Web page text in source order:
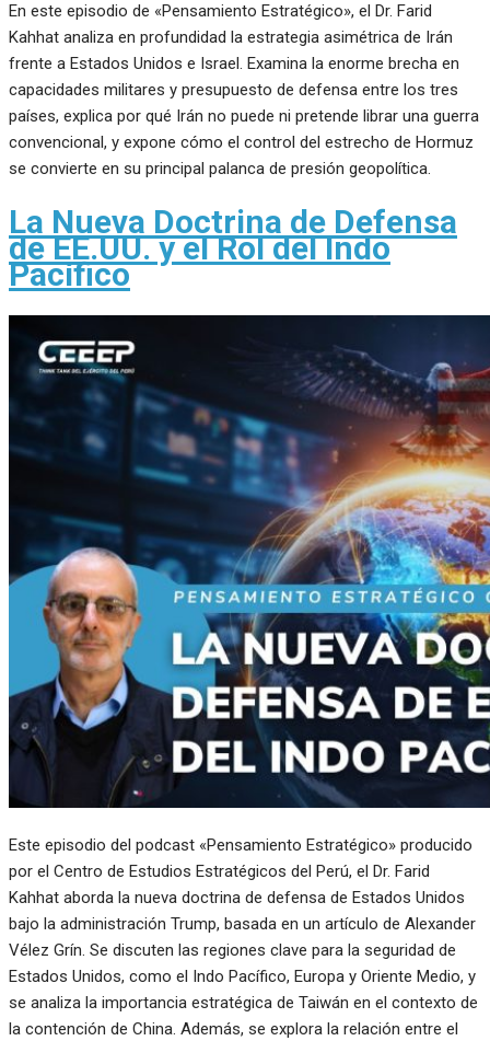
En este episodio de «Pensamiento Estratégico», el Dr. Farid
Kahhat analiza en profundidad la estrategia asimétrica de Irán
frente a Estados Unidos e Israel. Examina la enorme brecha en
capacidades militares y presupuesto de defensa entre los tres
países, explica por qué Irán no puede ni pretende librar una guerra
convencional, y expone cómo el control del estrecho de Hormuz
se convierte en su principal palanca de presión geopolítica.
La Nueva Doctrina de Defensa
de EE.UU. y el Rol del Indo
Pacífico
Este episodio del podcast «Pensamiento Estratégico» producido
por el Centro de Estudios Estratégicos del Perú, el Dr. Farid
Kahhat aborda la nueva doctrina de defensa de Estados Unidos
bajo la administración Trump, basada en un artículo de Alexander
Vélez Grín. Se discuten las regiones clave para la seguridad de
Estados Unidos, como el Indo Pacífico, Europa y Oriente Medio, y
se analiza la importancia estratégica de Taiwán en el contexto de
la contención de China. Además, se explora la relación entre el